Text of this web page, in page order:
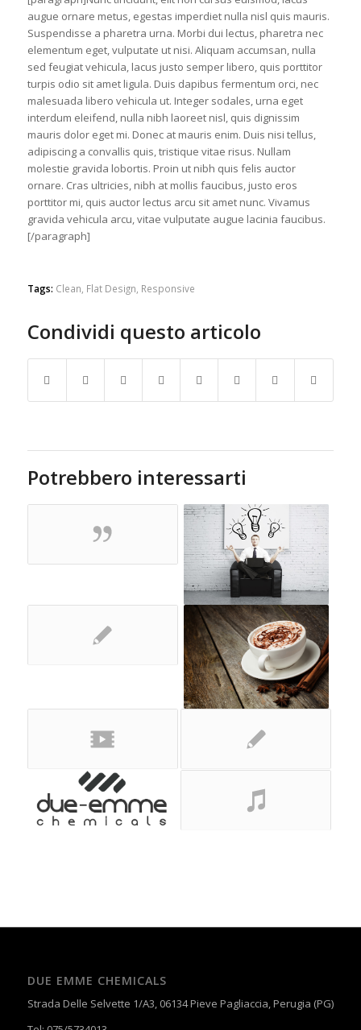
augue ornare metus, egestas imperdiet nulla nisl quis mauris.
Suspendisse a pharetra urna. Morbi dui lectus, pharetra nec
elementum eget, vulputate ut nisi. Aliquam accumsan, nulla
sed feugiat vehicula, lacus justo semper libero, quis porttitor
turpis odio sit amet ligula. Duis dapibus fermentum orci, nec
malesuada libero vehicula ut. Integer sodales, urna eget
interdum eleifend, nulla nibh laoreet nisl, quis dignissim
mauris dolor eget mi. Donec at mauris enim. Duis nisi tellus,
adipiscing a convallis quis, tristique vitae risus. Nullam
molestie gravida lobortis. Proin ut nibh quis felis auctor
ornare. Cras ultricies, nibh at mollis faucibus, justo eros
porttitor mi, quis auctor lectus arcu sit amet nunc. Vivamus
gravida vehicula arcu, vitae vulputate augue lacinia faucibus.
[/paragraph]
Tags: Clean Flat Design Responsive
Condividi questo articolo
Potrebbero interessarti
DUE EMME CHEMICALS
Strada Delle Selvette 1/A3, 06134 Pieve Pagliaccia, Perugia (PG)